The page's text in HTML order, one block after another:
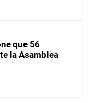
que 56
la Asamblea